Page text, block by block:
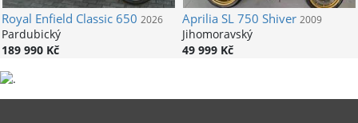
Royal Enfield Classic 650 2026
Pardubický
189 990 Kč
ApriliaSL 750 Shiver 2009
Jihomoravský
49 999 Kč